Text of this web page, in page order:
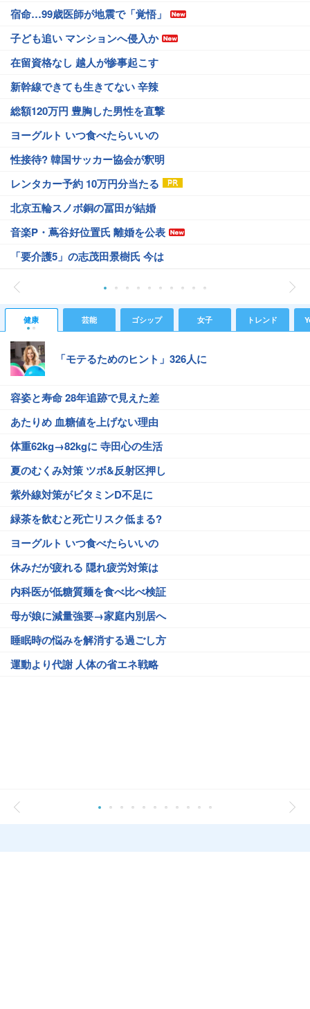
宿命…99歳医師が地震で「覚悟」
子ども追い マンションへ侵入か
在留資格なし 越人が惨事起こす
新幹線できても生きてない 辛辣
総額120万円 豊胸した男性を直撃
ヨーグルト いつ食べたらいいの
性接待? 韓国サッカー協会が釈明
レンタカー予約 10万円分当たる
北京五輪スノボ銅の冨田が結婚
音楽P・蔦谷好位置氏 離婚を公表
「要介護5」の志茂田景樹氏 今は
健康 芸能 ゴシップ 女子 トレンド
「モテるためのヒント」326人に
容姿と寿命 28年追跡で見えた差
あたりめ 血糖値を上げない理由
体重62kg→82kgに 寺田心の生活
夏のむくみ対策 ツボ&反射区押し
紫外線対策がビタミンD不足に
緑茶を飲むと死亡リスク低まる?
ヨーグルト いつ食べたらいいの
休みだが疲れる 隠れ疲労対策は
内科医が低糖質麺を食べ比べ検証
母が娘に減量強要→家庭内別居へ
睡眠時の悩みを解消する過ごし方
運動より代謝 人体の省エネ戦略